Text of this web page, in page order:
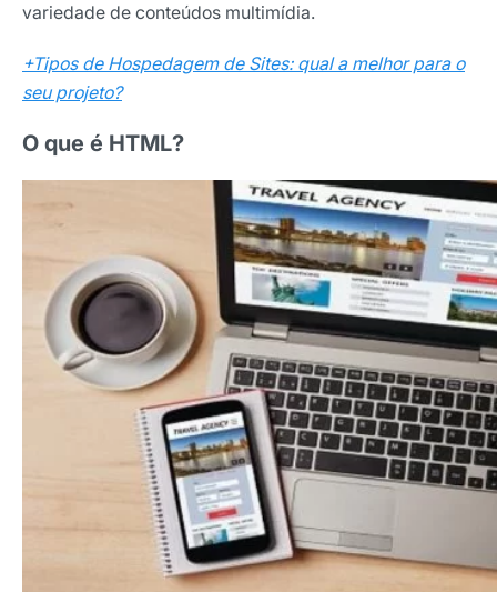
variedade de conteúdos multimídia.
+Tipos de Hospedagem de Sites: qual a melhor para o
seu projeto?
O que é HTML?